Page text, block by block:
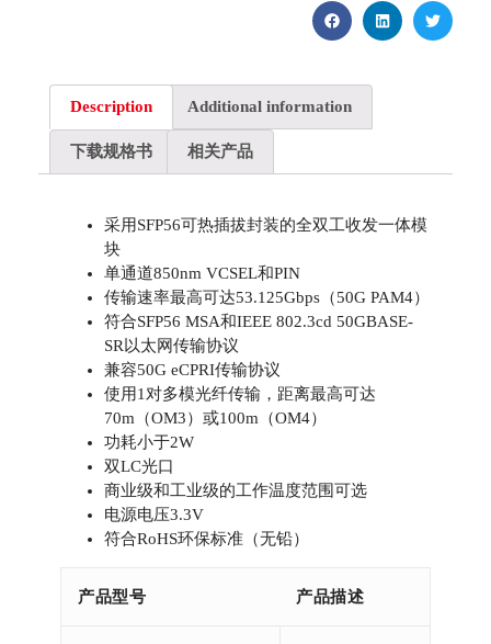
Description Additional information
下载规格书 相关产品
采用SFP56可热插拔封装的全双工收发一体模
块
单通道850nm VCSEL和PIN
传输速率最高可达53.125Gbps（50G PAM4）
符合SFP56 MSA和IEEE 802.3cd 50GBASE-
SR以太网传输协议
兼容50G eCPRI传输协议
使用1对多模光纤传输，距离最高可达
70m（OM3）或100m（OM4）
功耗小于2W
双LC光口
商业级和工业级的工作温度范围可选
电源电压3.3V
符合RoHS环保标准（无铅）
产品型号 产品描述